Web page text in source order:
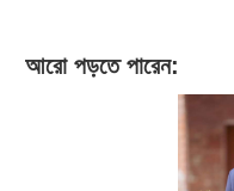
আরো পড়তে পারেন: